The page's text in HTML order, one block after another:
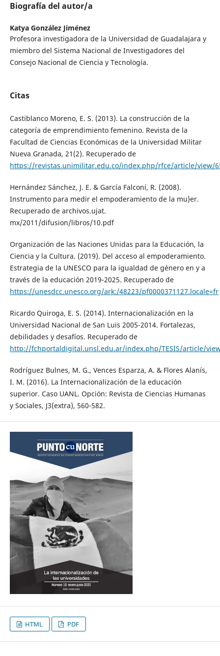
Biografía del autor/a
Katya González Jiménez
Profesora investigadora de la Universidad de Guadalajara y
miembro del Sistema Nacional de Investigadores del
Consejo Nacional de Ciencia y Tecnología.
Citas
Castiblanco Moreno, E. S. (2013). La construcción de la
categoría de emprendimiento femenino. Revista de la
Facultad de Ciencias Económicas de la Universidad Militar
Nueva Granada, 21(2). Recuperado de
https://revistas.unimilitar.edu.co/index.php/rfce/article/view/
Hernández Sánchez, J. E. & García Falconí, R. (2008).
Instrumento para medir el empoderamiento de la mu}er.
Recuperado de archivos.ujat.
mx/2011/difusion/libros/10.pdf
Organización de las Naciones Unidas para la Educación, la
Ciencia y la Cultura. (2019). Del acceso al empoderamiento.
Estrategia de la UNESCO para la igualdad de género en y a
través de la educación 2019-2025. Recuperado de
https://unesdcc.unesco.org/ark:/48223/pf0000371127.locale=fr
Ricardo Quiroga, E. S. (2014). Internacionalización en la
Universidad Nacional de San Luis 2005-2014. Fortalezas,
debilidades y desafíos. Recuperado de
http://fchportaldigital.unsl.edu.ar/index.php/TESIS/article/
Rodríguez Bulnes, M. G., Vences Esparza, A. & Flores Alanís,
I. M. (2016). La Internacionalización de la educación
superior. Caso UANL. Opción: Revista de Ciencias Humanas
y Sociales, J3(extra), 560-582.
HTML PDF